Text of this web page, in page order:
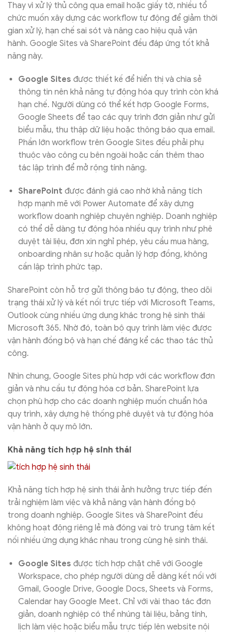
Thay vì xử lý thủ công qua email hoặc giấy tờ, nhiều tổ
chức muốn xây dựng các workflow tự động để giảm thời
gian xử lý, hạn chế sai sót và nâng cao hiệu quả vận
hành. Google Sites và SharePoint đều đáp ứng tốt khả
năng này.
Google Sites được thiết kế để hiển thị và chia sẻ
thông tin nên khả năng tự động hóa quy trình còn khá
hạn chế. Người dùng có thể kết hợp Google Forms,
Google Sheets để tạo các quy trình đơn giản như gửi
biểu mẫu, thu thập dữ liệu hoặc thông báo qua email.
Phần lớn workflow trên Google Sites đều phải phụ
thuộc vào công cụ bên ngoài hoặc cần thêm thao
tác lập trình để mở rộng tính năng.
SharePoint được đánh giá cao nhờ khả năng tích
hợp mạnh mẽ với Power Automate để xây dựng
workflow doanh nghiệp chuyên nghiệp. Doanh nghiệp
có thể dễ dàng tự động hóa nhiều quy trình như phê
duyệt tài liệu, đơn xin nghỉ phép, yêu cầu mua hàng,
onboarding nhân sự hoặc quản lý hợp đồng, không
cần lập trình phức tạp.
SharePoint còn hỗ trợ gửi thông báo tự động, theo dõi
trạng thái xử lý và kết nối trực tiếp với Microsoft Teams,
Outlook cùng nhiều ứng dụng khác trong hệ sinh thái
Microsoft 365. Nhờ đó, toàn bộ quy trình làm việc được
vận hành đồng bộ và hạn chế đáng kể các thao tác thủ
công.
Nhìn chung, Google Sites phù hợp với các workflow đơn
giản và nhu cầu tự động hóa cơ bản. SharePoint lựa
chọn phù hợp cho các doanh nghiệp muốn chuẩn hóa
quy trình, xây dựng hệ thống phê duyệt và tự động hóa
vận hành ở quy mô lớn.
Khả năng tích hợp hệ sinh thái
Khả năng tích hợp hệ sinh thái ảnh hưởng trực tiếp đến
trải nghiệm làm việc và khả năng vận hành đồng bộ
trong doanh nghiệp. Google Sites và SharePoint đều
không hoạt động riêng lẻ mà đóng vai trò trung tâm kết
nối nhiều ứng dụng khác nhau trong cùng hệ sinh thái.
Google Sites được tích hợp chặt chẽ với Google
Workspace, cho phép người dùng dễ dàng kết nối với
Gmail, Google Drive, Google Docs, Sheets và Forms,
Calendar hay Google Meet. Chỉ với vài thao tác đơn
giản, doanh nghiệp có thể nhúng tài liệu, bảng tính,
lịch làm việc hoặc biểu mẫu trực tiếp lên website nội